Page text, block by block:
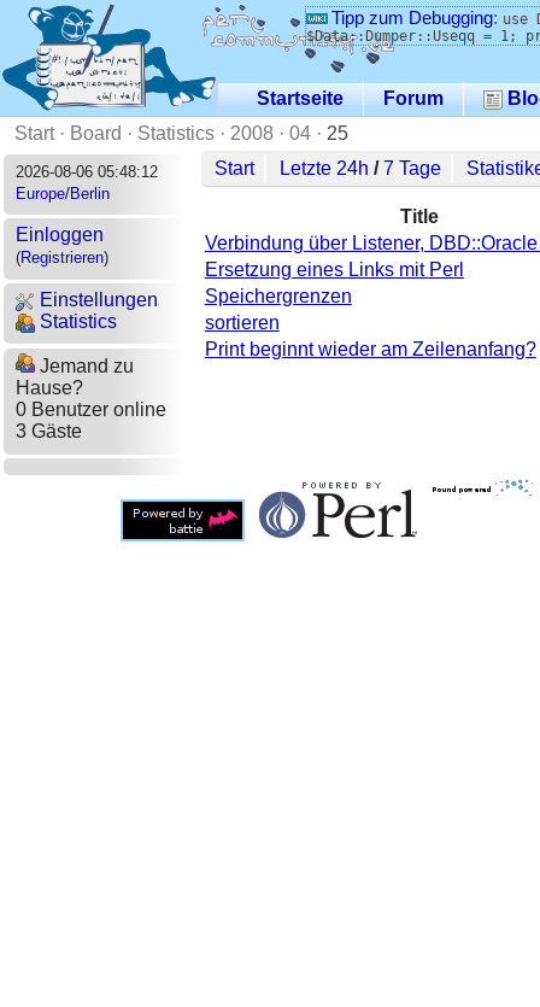
Tipp zum Debugging: use
$Data::Dumper::Useqq = 1;
Startseite Forum
Start· Board · Statistics · 2008 · 04 · 25
2026-08-06 05:48:12
Europe/Berlin
Einloggen
(Registrieren)
Einstellungen
Statistics
Jemand zu
Hause?
0 Benutzer online
3 Gäste
Start Letzte 24h /7 Tage
Title
Verbindung über Listener,
Ersetzung eines Links mit Perl
Speichergrenzen
sortieren
Print beginnt wieder am Zeilenanfang?